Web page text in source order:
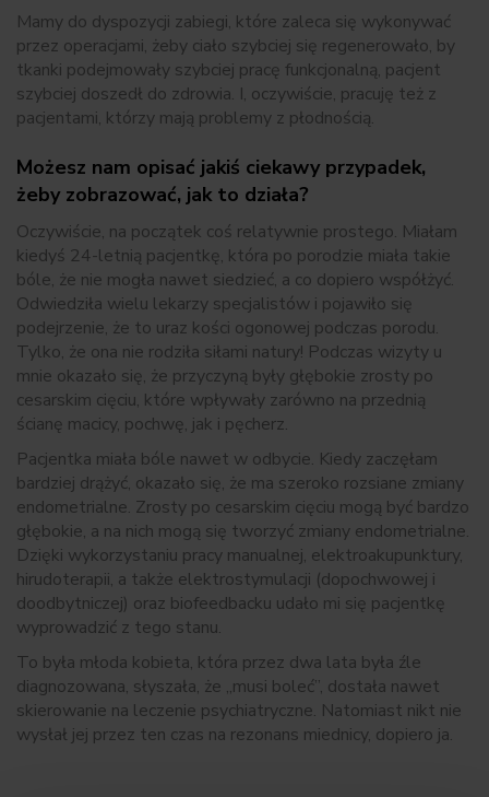
Mamy do dyspozycji zabiegi, które zaleca się wykonywać
przez operacjami, żeby ciało szybciej się regenerowało, by
tkanki podejmowały szybciej pracę funkcjonalną, pacjent
szybciej doszedł do zdrowia. I, oczywiście, pracuję też z
pacjentami, którzy mają problemy z płodnością.
Możesz nam opisać jakiś ciekawy przypadek,
żeby zobrazować, jak to działa?
Oczywiście, na początek coś relatywnie prostego. Miałam
kiedyś 24-letnią pacjentkę, która po porodzie miała takie
bóle, że nie mogła nawet siedzieć, a co dopiero współżyć.
Odwiedziła wielu lekarzy specjalistów i pojawiło się
podejrzenie, że to uraz kości ogonowej podczas porodu.
Tylko, że ona nie rodziła siłami natury! Podczas wizyty u
mnie okazało się, że przyczyną były głębokie zrosty po
cesarskim cięciu, które wpływały zarówno na przednią
ścianę macicy, pochwę, jak i pęcherz.
Pacjentka miała bóle nawet w odbycie. Kiedy zaczęłam
bardziej drążyć, okazało się, że ma szeroko rozsiane zmiany
endometrialne. Zrosty po cesarskim cięciu mogą być bardzo
głębokie, a na nich mogą się tworzyć zmiany endometrialne.
Dzięki wykorzystaniu pracy manualnej, elektroakupunktury,
hirudoterapii, a także elektrostymulacji (dopochwowej i
doodbytniczej) oraz biofeedbacku udało mi się pacjentkę
wyprowadzić z tego stanu.
To była młoda kobieta, która przez dwa lata była źle
diagnozowana, słyszała, że „musi boleć”, dostała nawet
skierowanie na leczenie psychiatryczne. Natomiast nikt nie
wysłał jej przez ten czas na rezonans miednicy, dopiero ja.